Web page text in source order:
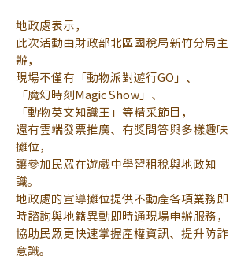
地政處表示，
此次活動由財政部北區國稅局新竹分局主
辦，
現場不僅有「動物派對遊行GO」、
「魔幻時刻Magic Show」、
「動物英文知識王」等精采節目，
還有雲端發票推廣、有獎問答與多樣趣味
攤位，
讓參加民眾在遊戲中學習租稅與地政知
識。
地政處的宣導攤位提供不動產各項業務即
時諮詢與地籍異動即時通現場申辦服務，
協助民眾更快速掌握產權資訊、提升防詐
意識。